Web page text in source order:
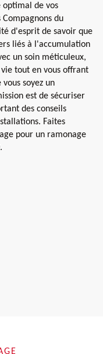
de vos
Compagnons du
d'esprit de savoir que
liés à l'accumulation
un soin méticuleux,
tout en vous offrant
soyez un
est de sécuriser
des conseils
Faites
pour un ramonage